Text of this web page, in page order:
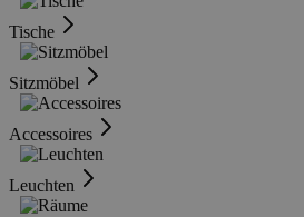
Tische
Sitzmöbel
Accessoires
Leuchten